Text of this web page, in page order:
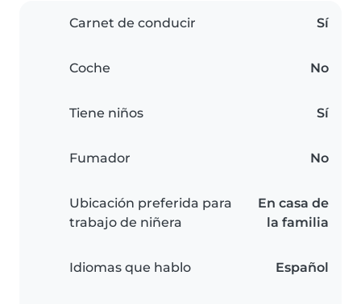
Carnet de conducir Sí
Coche No
Tiene niños Sí
Fumador No
Ubicación preferida para
trabajo de niñera
En casa de
la familia
Idiomas que hablo Español